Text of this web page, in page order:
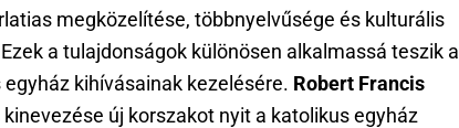
megközelítése, többnyelvűsége és kulturális
a tulajdonságok különösen alkalmassá teszik a
kihívásainak kezelésére. Robert Francis
kinevezése új korszakot nyit a katolikus egyház